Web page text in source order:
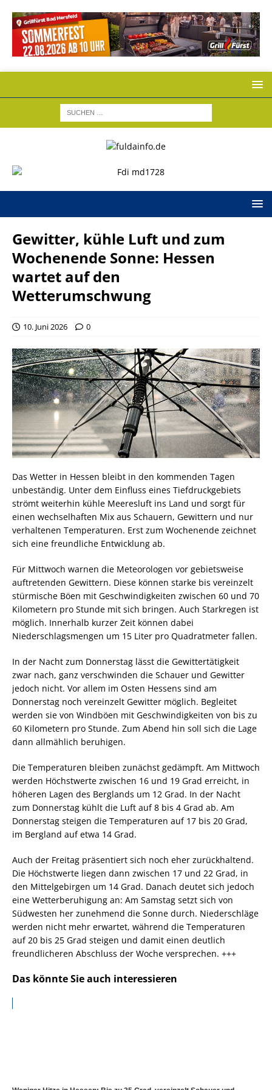
Gewitter, kühle Luft und zum
Wochenende Sonne: Hessen
wartet auf den
Wetterumschwung
10. Juni 2026 0
Das Wetter in Hessen bleibt in den kommenden Tagen
unbeständig. Unter dem Einfluss eines Tiefdruckgebiets
strömt weiterhin kühle Meeresluft ins Land und sorgt für
einen wechselhaften Mix aus Schauern, Gewittern und nur
verhaltenen Temperaturen. Erst zum Wochenende zeichnet
sich eine freundliche Entwicklung ab.
Für Mittwoch warnen die Meteorologen vor gebietsweise
auftretenden Gewittern. Diese können starke bis vereinzelt
stürmische Böen mit Geschwindigkeiten zwischen 60 und 70
Kilometern pro Stunde mit sich bringen. Auch Starkregen ist
möglich. Innerhalb kurzer Zeit können dabei
Niederschlagsmengen um 15 Liter pro Quadratmeter fallen.
In der Nacht zum Donnerstag lässt die Gewittertätigkeit
zwar nach, ganz verschwinden die Schauer und Gewitter
jedoch nicht. Vor allem im Osten Hessens sind am
Donnerstag noch vereinzelt Gewitter möglich. Begleitet
werden sie von Windböen mit Geschwindigkeiten von bis zu
60 Kilometern pro Stunde. Zum Abend hin soll sich die Lage
dann allmählich beruhigen.
Die Temperaturen bleiben zunächst gedämpft. Am Mittwoch
werden Höchstwerte zwischen 16 und 19 Grad erreicht, in
höheren Lagen des Berglands um 12 Grad. In der Nacht
zum Donnerstag kühlt die Luft auf 8 bis 4 Grad ab. Am
Donnerstag steigen die Temperaturen auf 17 bis 20 Grad,
im Bergland auf etwa 14 Grad.
Auch der Freitag präsentiert sich noch eher zurückhaltend.
Die Höchstwerte liegen dann zwischen 17 und 22 Grad, in
den Mittelgebirgen um 14 Grad. Danach deutet sich jedoch
eine Wetterberuhigung an: Am Samstag setzt sich von
Südwesten her zunehmend die Sonne durch. Niederschläge
werden nicht mehr erwartet, während die Temperaturen
auf 20 bis 25 Grad steigen und damit einen deutlich
freundlicheren Abschluss der Woche versprechen. +++
Das könnte Sie auch interessieren